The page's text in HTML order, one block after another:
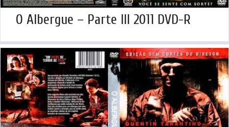
O Albergue – Parte III 2011 DVD-R